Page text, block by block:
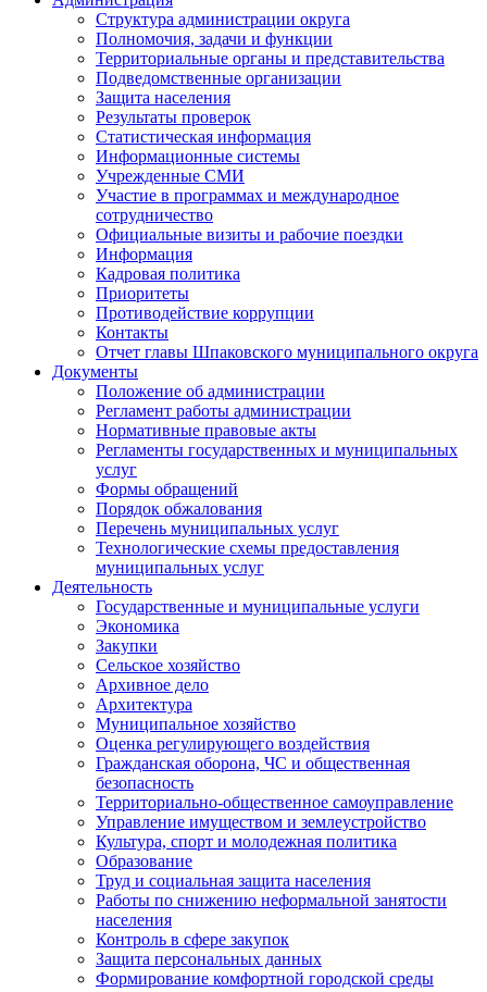
Структура администрации округа
Полномочия, задачи и функции
Территориальные органы и представительства
Подведомственные организации
Защита населения
Результаты проверок
Статистическая информация
Информационные системы
Учрежденные СМИ
Участие в программах и международное
сотрудничество
Официальные визиты и рабочие поездки
Информация
Кадровая политика
Приоритеты
Противодействие коррупции
Контакты
Отчет главы Шпаковского муниципального округа
Документы
Положение об администрации
Регламент работы администрации
Нормативные правовые акты
Регламенты государственных и муниципальных
услуг
Формы обращений
Порядок обжалования
Перечень муниципальных услуг
Технологические схемы предоставления
муниципальных услуг
Деятельность
Государственные и муниципальные услуги
Экономика
Закупки
Сельское хозяйство
Архивное дело
Архитектура
Муниципальное хозяйство
Оценка регулирующего воздействия
Гражданская оборона, ЧС и общественная
безопасность
Территориально-общественное самоуправление
Управление имуществом и землеустройство
Культура, спорт и молодежная политика
Образование
Труд и социальная защита населения
Работы по снижению неформальной занятости
населения
Контроль в сфере закупок
Защита персональных данных
Формирование комфортной городской среды